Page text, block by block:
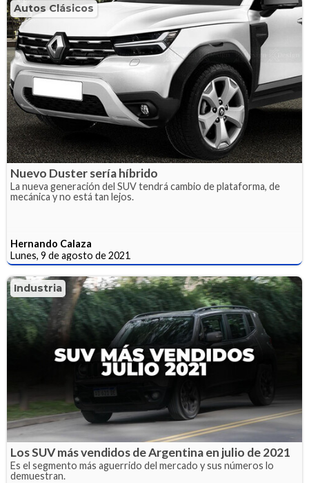
Autos Clásicos
Nuevo Duster sería híbrido
La nueva generación del SUV tendrá cambio de plataforma, de
mecánica y no está tan lejos.
Hernando Calaza
Lunes, 9 de agosto de 2021
Industria
Los SUV más vendidos de Argentina en julio de 2021
Es el segmento más aguerrido del mercado y sus números lo
demuestran.